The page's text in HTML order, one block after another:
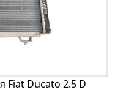
Fiat Ducato 2.5 D